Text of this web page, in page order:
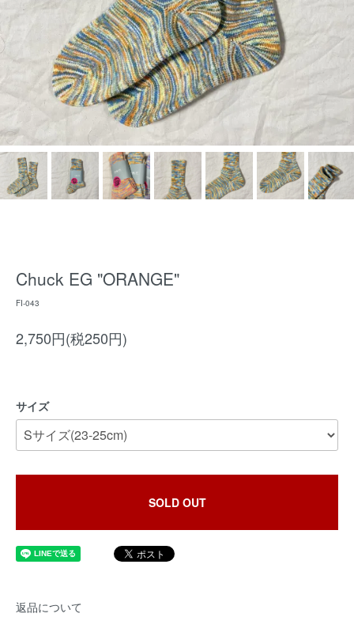
Chuck EG "ORANGE"
FI-043
2,750円(税250円)
サイズ
SOLD OUT
返品について